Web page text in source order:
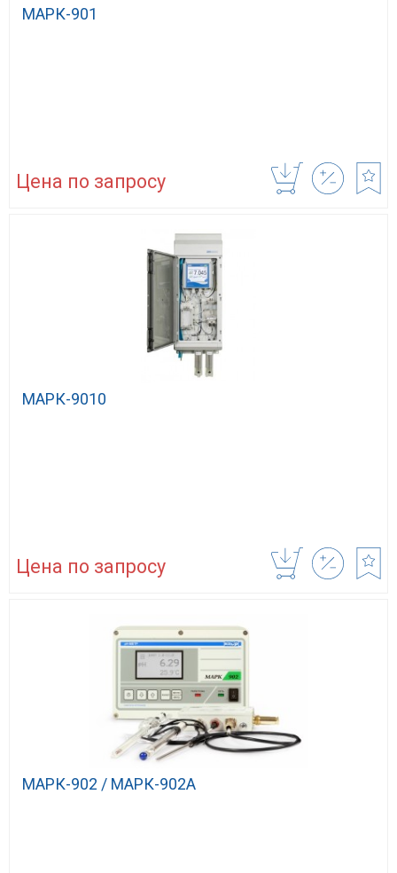
МАРК-901
Цена по запросу
МАРК-9010
Цена по запросу
МАРК-902 / МАРК-902А